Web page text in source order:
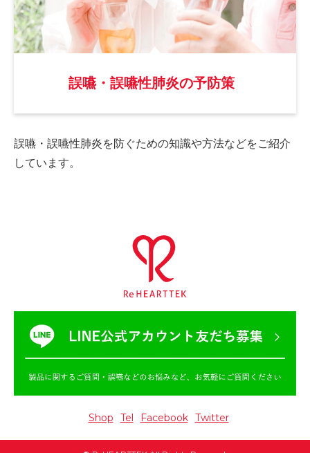
誤嚥・誤嚥性肺炎の予防策
誤嚥・誤嚥性肺炎を防ぐための知識や方法などをご紹介
しています。
Shop Tel Facebook Twitter